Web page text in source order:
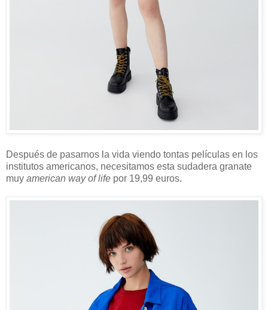
Después de pasarnos la vida viendo tontas películas en los
institutos americanos, necesitamos esta sudadera granate
muy american way of life por 19,99 euros.